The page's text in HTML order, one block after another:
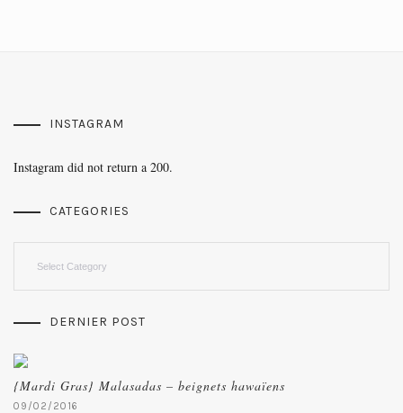
INSTAGRAM
Instagram did not return a 200.
CATEGORIES
DERNIER POST
{Mardi Gras} Malasadas – beignets hawaïens
09/02/2016